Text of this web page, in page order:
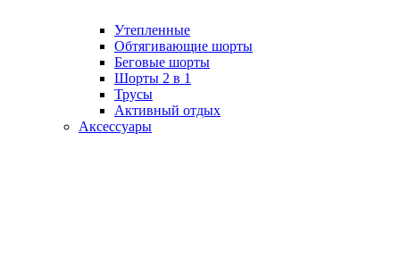
Утепленные
Обтягивающие шорты
Беговые шорты
Шорты 2 в 1
Трусы
Активный отдых
Аксессуары